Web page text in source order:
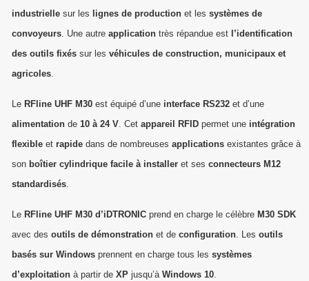
industrielle sur les lignes de production et les systèmes de
convoyeurs. Une autre application très répandue est l’identification
des outils fixés sur les véhicules de construction, municipaux et
agricoles.
Le RFline UHF M30 est équipé d’une interface RS232 et d’une
alimentation de 10 à 24 V. Cet appareil RFID permet une intégration
flexible et rapide dans de nombreuses applications existantes grâce à
son boîtier cylindrique facile à installer et ses connecteurs M12
standardisés.
Le RFline UHF M30 d’iDTRONIC prend en charge le célèbre M30 SDK
avec des outils de démonstration et de configuration. Les outils
basés sur Windows prennent en charge tous les systèmes
d’exploitation à partir de XP jusqu’à Windows 10.